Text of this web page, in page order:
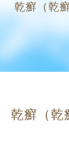
乾癬（乾
乾癬（乾